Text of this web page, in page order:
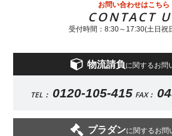
お問い合わせはこちら
CONTACT
受付時間：8:30～17:30(土日祝
物流請負に関するお問
TEL： 0120-105-415 FAX：
プラダンに関するお問